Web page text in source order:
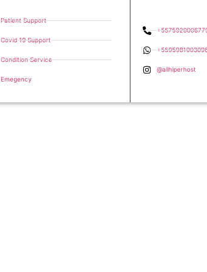
Patient Support
Covid 19 Support
Condition Service
Emegency
@allhiperhost